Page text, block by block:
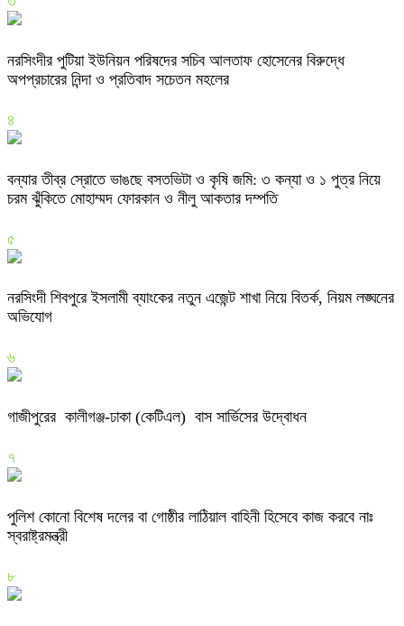
নরসিংদীর পুটিয়া ইউনিয়ন পরিষদের সচিব আলতাফ হোসেনের বিরুদ্ধে
অপপ্রচারের নিন্দা ও প্রতিবাদ সচেতন মহলের
৪
বন্যার তীব্র স্রোতে ভাঙছে বসতভিটা ও কৃষি জমি: ৩ কন্যা ও ১ পুত্র নিয়ে
চরম ঝুঁকিতে মোহাম্মদ ফোরকান ও নীলু আকতার দম্পতি
৫
নরসিংদী শিবপুরে ইসলামী ব্যাংকের নতুন এজেন্ট শাখা নিয়ে বিতর্ক, নিয়ম লঙ্ঘনের
অভিযোগ
৬
গাজীপুরের কালীগঞ্জ-ঢাকা (কেটিএল) বাস সার্ভিসের উদ্বোধন
৭
পুলিশ কোনো বিশেষ দলের বা গোষ্ঠীর লাঠিয়াল বাহিনী হিসেবে কাজ করবে নাঃ
স্বরাষ্ট্রমন্ত্রী
৮